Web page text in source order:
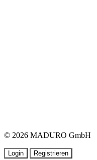
© 2026 MADURO GmbH
Login Registrieren